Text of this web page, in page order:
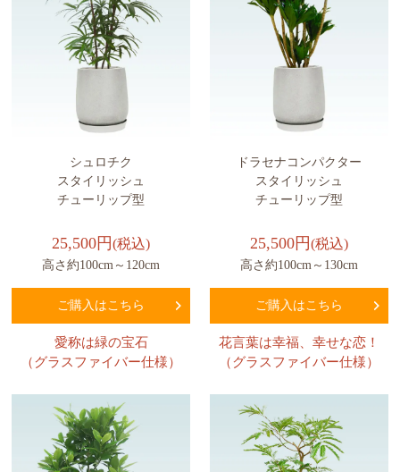
シュロチク
スタイリッシュ
チューリップ型
25,500円(税込)
高さ約100cm～120cm
ご購入はこちら
愛称は緑の宝石
（グラスファイバー仕様）
ドラセナコンパクター
スタイリッシュ
チューリップ型
25,500円(税込)
高さ約100cm～130cm
ご購入はこちら
花言葉は幸福、幸せな恋！
（グラスファイバー仕様）